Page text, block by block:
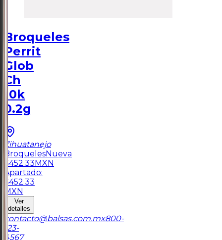
Broqueles
Perrit
Glob
Ch
10k
0.2g
Zihuatanejo
BroquelesNueva
$452.33MXN
Apartado:
$452.33
MXN
Ver
detalles
contacto@balsas.com.mx800-
123-
4567